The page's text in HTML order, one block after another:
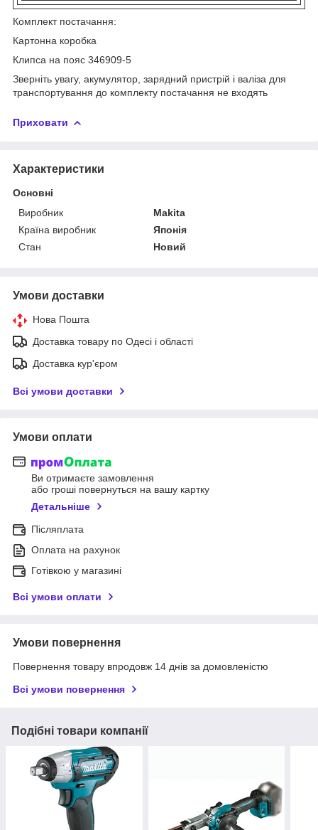
Комплект постачання:
Картонна коробка
Клипса на пояс 346909-5
Зверніть увагу, акумулятор, зарядний пристрій і валіза для
транспортування до комплекту постачання не входять
Приховати
Характеристики
Основні
Виробник
Makita
Країна виробник
Японія
Стан
Новий
Умови доставки
Нова Пошта
Доставка товару по Одесі і області
Доставка кур'єром
Всі умови доставки
Умови оплати
Ви отримаєте замовлення
або гроші повернуться на вашу картку
Детальніше
Післяплата
Оплата на рахунок
Готівкою у магазині
Всі умови оплати
Умови повернення
Повернення товару впродовж 14 днів за домовленістю
Всі умови повернення
Подібні товари компанії